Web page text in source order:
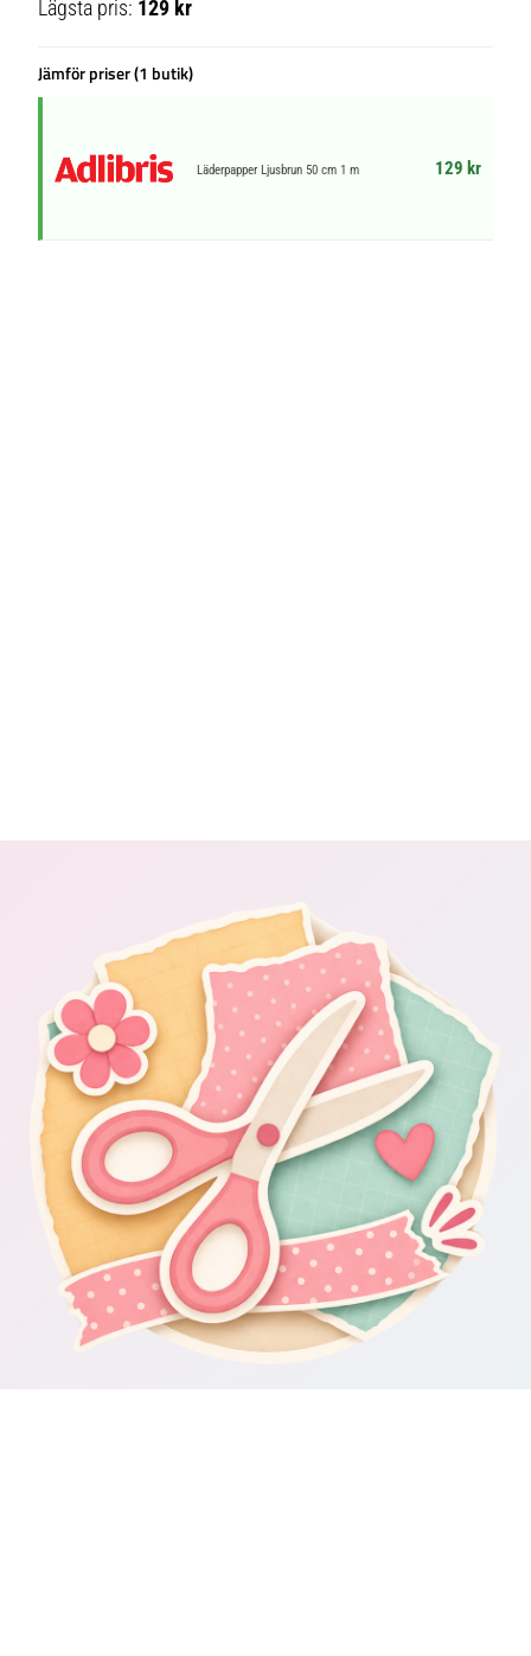
Lägsta pris: 129 kr
Jämför priser (1 butik)
Läderpapper Ljusbrun 50 cm 1 m 129 kr